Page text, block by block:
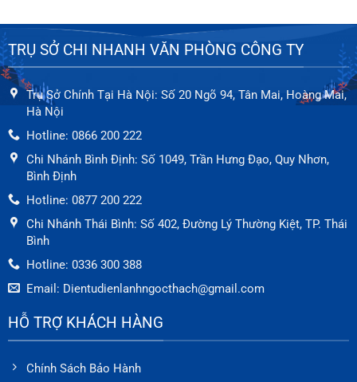
TRỤ SỞ CHI NHANH VĂN PHÒNG CÔNG TY
Trụ Sở Chính Tại Hà Nội: Số 20 Ngõ 94, Tân Mai, Hoàng Mai,
Hà Nội
Hotline: 0866 200 222
Chi Nhánh Bình Định: Số 1049, Trần Hưng Đạo, Quy Nhơn,
Bình Định
Hotline: 0877 200 222
Chi Nhánh Thái Bình: Số 402, Đường Lý Thường Kiệt, TP. Thái
Bình
Hotline: 0336 300 388
Email: Dientudienlanhngocthach@gmail.com
HỖ TRỢ KHÁCH HÀNG
Chính Sách Bảo Hành